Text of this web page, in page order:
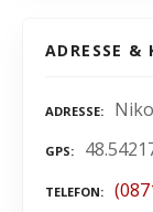
ADRESSE &
ADRESSE
GPS
TELEFON